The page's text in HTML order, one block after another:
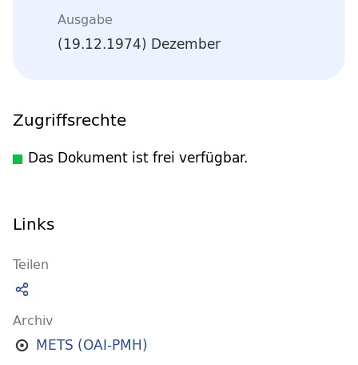
Ausgabe
(19.12.1974) Dezember
Zugriffsrechte
Das Dokument ist frei verfügbar.
Links
Teilen
Archiv
METS (OAI-PMH)